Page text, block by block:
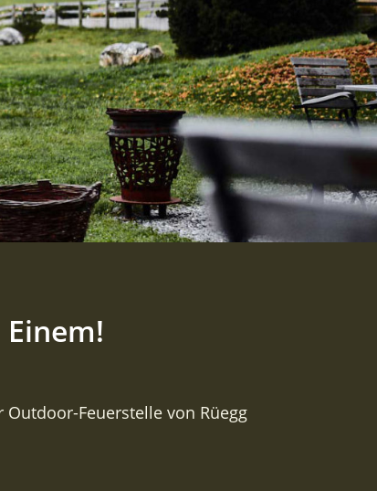
Feuerstelle von Rüegg